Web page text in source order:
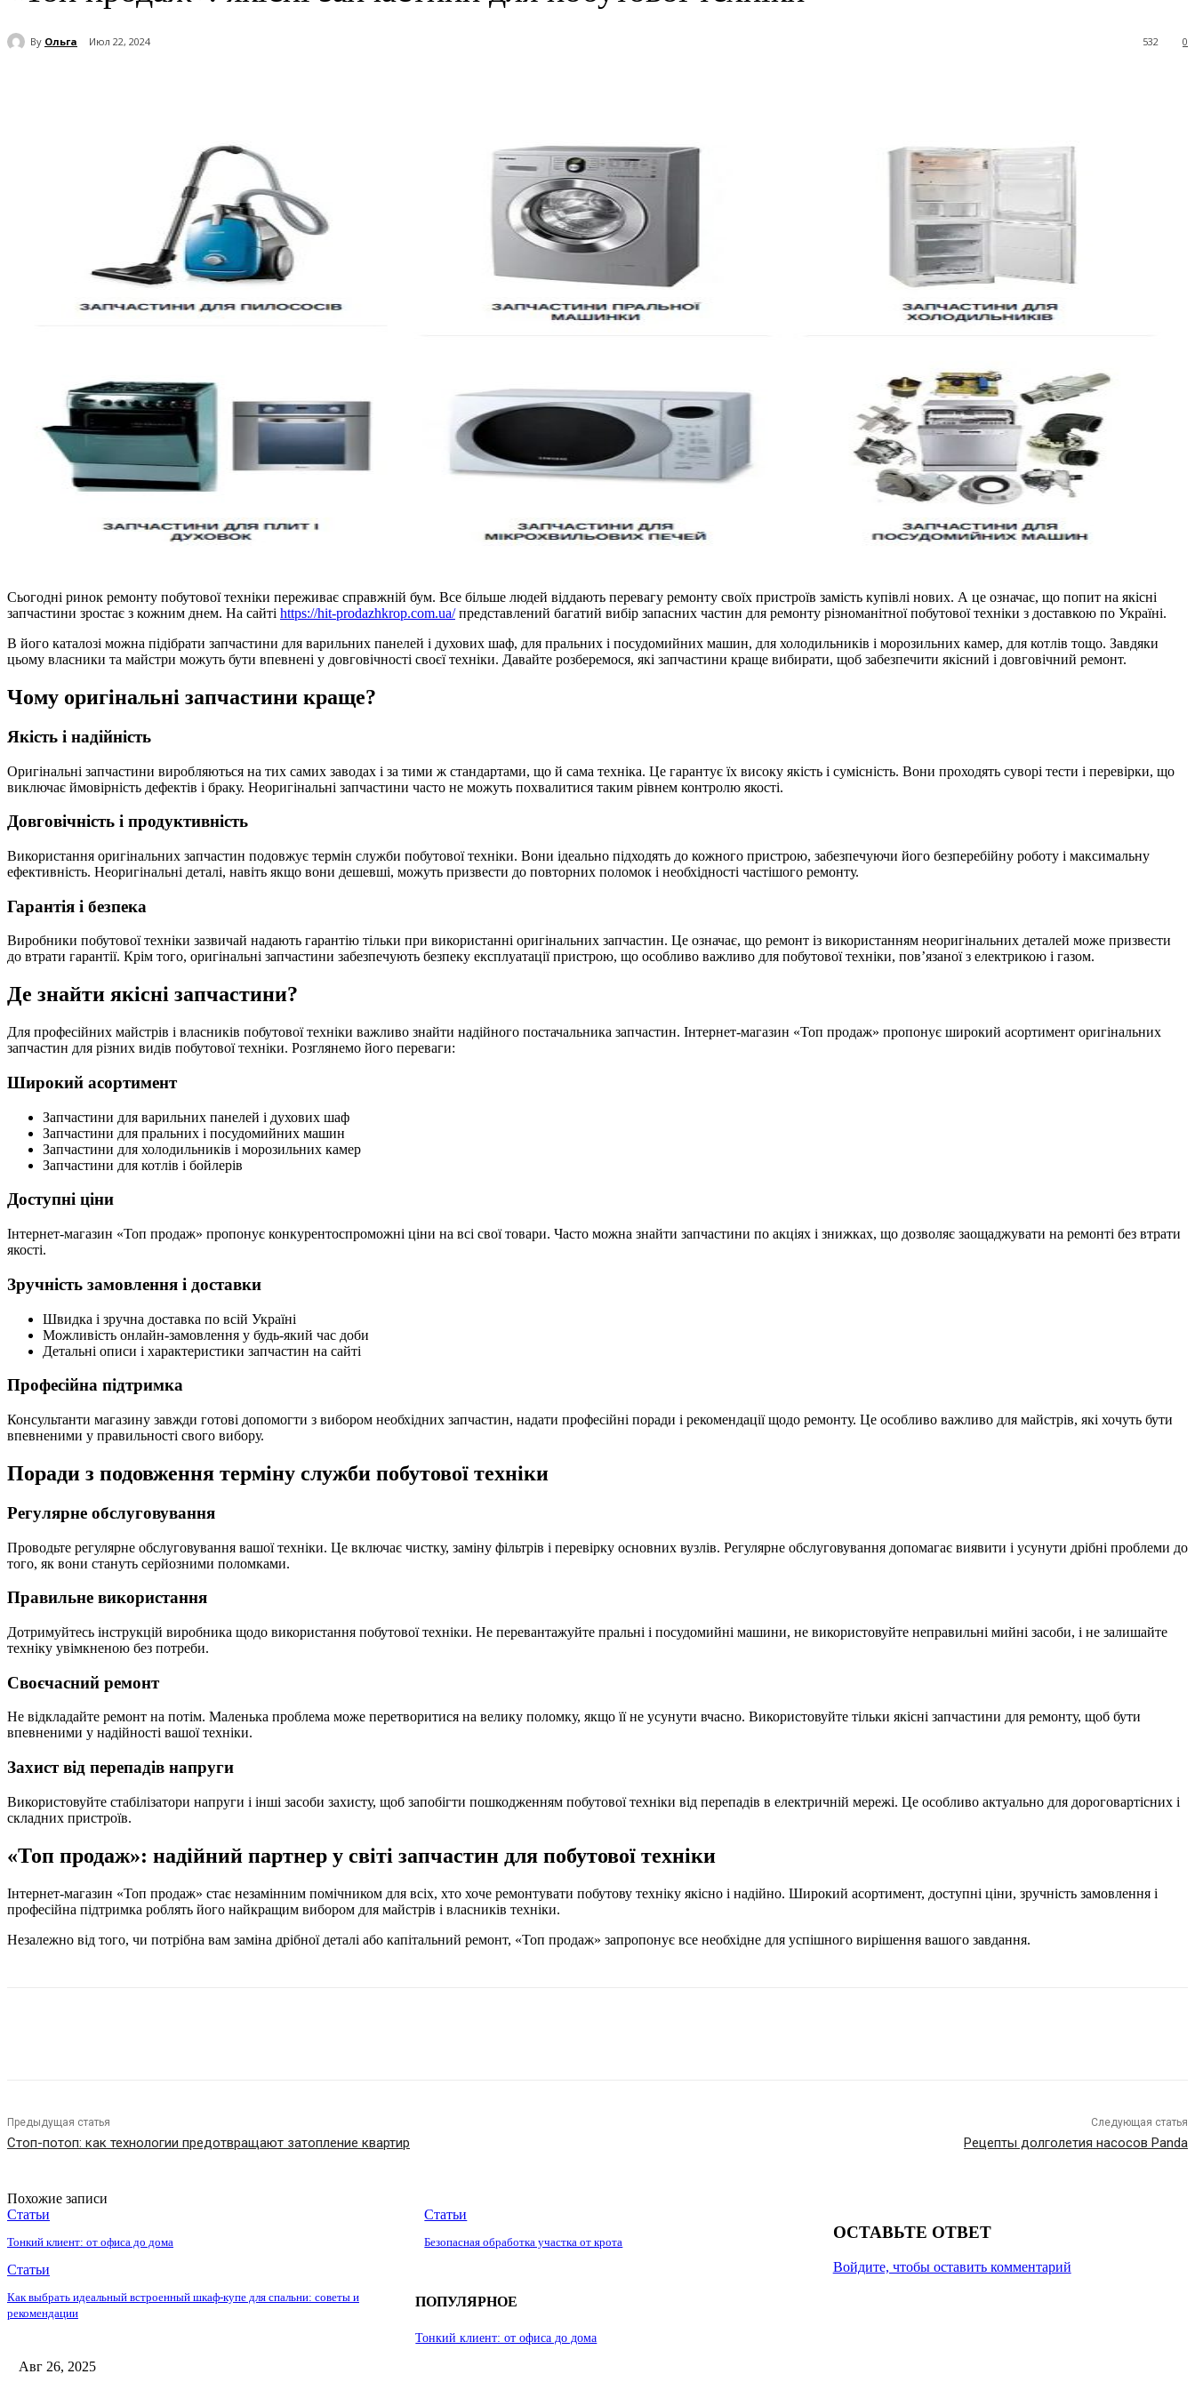
By Ольга Июл 22, 2024 0
532
Сьогодні ринок ремонту побутової техніки переживає справжній бум. Все більше людей віддають перевагу ремонту своїх пристроїв замість купівлі нових. А це означає, що попит на якісні
запчастини зростає з кожним днем. На сайті https://hit-prodazhkrop.com.ua/представлений багатий вибір запасних частин для ремонту різноманітної побутової техніки з доставкою по Україні.
В його каталозі можна підібрати запчастини для варильних панелей і духових шаф, для пральних і посудомийних машин, для холодильників і морозильних камер, для котлів тощо. Завдяки
цьому власники та майстри можуть бути впевнені у довговічності своєї техніки. Давайте розберемося, які запчастини краще вибирати, щоб забезпечити якісний і довговічний ремонт.
Чому оригінальні запчастини краще?
Якість і надійність
Оригінальні запчастини виробляються на тих самих заводах і за тими ж стандартами, що й сама техніка. Це гарантує їх високу якість і сумісність. Вони проходять суворі тести і перевірки, що
виключає ймовірність дефектів і браку. Неоригінальні запчастини часто не можуть похвалитися таким рівнем контролю якості.
Довговічність і продуктивність
Використання оригінальних запчастин подовжує термін служби побутової техніки. Вони ідеально підходять до кожного пристрою, забезпечуючи його безперебійну роботу і максимальну
ефективність. Неоригінальні деталі, навіть якщо вони дешевші, можуть призвести до повторних поломок і необхідності частішого ремонту.
Гарантія і безпека
Виробники побутової техніки зазвичай надають гарантію тільки при використанні оригінальних запчастин. Це означає, що ремонт із використанням неоригінальних деталей може призвести
до втрати гарантії. Крім того, оригінальні запчастини забезпечують безпеку експлуатації пристрою, що особливо важливо для побутової техніки, пов’язаної з електрикою і газом.
Де знайти якісні запчастини?
Для професійних майстрів і власників побутової техніки важливо знайти надійного постачальника запчастин. Інтернет-магазин «Топ продаж» пропонує широкий асортимент оригінальних
запчастин для різних видів побутової техніки. Розглянемо його переваги:
Широкий асортимент
Запчастини для варильних панелей і духових шаф
Запчастини для пральних і посудомийних машин
Запчастини для холодильників і морозильних камер
Запчастини для котлів і бойлерів
Доступні ціни
Інтернет-магазин «Топ продаж» пропонує конкурентоспроможні ціни на всі свої товари. Часто можна знайти запчастини по акціях і знижках, що дозволяє заощаджувати на ремонті без втрати
якості.
Зручність замовлення і доставки
Швидка і зручна доставка по всій Україні
Можливість онлайн-замовлення у будь-який час доби
Детальні описи і характеристики запчастин на сайті
Професійна підтримка
Консультанти магазину завжди готові допомогти з вибором необхідних запчастин, надати професійні поради і рекомендації щодо ремонту. Це особливо важливо для майстрів, які хочуть бути
впевненими у правильності свого вибору.
Поради з подовження терміну служби побутової техніки
Регулярне обслуговування
Проводьте регулярне обслуговування вашої техніки. Це включає чистку, заміну фільтрів і перевірку основних вузлів. Регулярне обслуговування допомагає виявити і усунути дрібні проблеми до
того, як вони стануть серйозними поломками.
Правильне використання
Дотримуйтесь інструкцій виробника щодо використання побутової техніки. Не перевантажуйте пральні і посудомийні машини, не використовуйте неправильні мийні засоби, і не залишайте
техніку увімкненою без потреби.
Своєчасний ремонт
Не відкладайте ремонт на потім. Маленька проблема може перетворитися на велику поломку, якщо її не усунути вчасно. Використовуйте тільки якісні запчастини для ремонту, щоб бути
впевненими у надійності вашої техніки.
Захист від перепадів напруги
Використовуйте стабілізатори напруги і інші засоби захисту, щоб запобігти пошкодженням побутової техніки від перепадів в електричній мережі. Це особливо актуально для дороговартісних і
складних пристроїв.
«Топ продаж»: надійний партнер у світі запчастин для побутової техніки
Інтернет-магазин «Топ продаж» стає незамінним помічником для всіх, хто хоче ремонтувати побутову техніку якісно і надійно. Широкий асортимент, доступні ціни, зручність замовлення і
професійна підтримка роблять його найкращим вибором для майстрів і власників техніки.
Незалежно від того, чи потрібна вам заміна дрібної деталі або капітальний ремонт, «Топ продаж» запропонує все необхідне для успішного вирішення вашого завдання.
Предыдущая статья
Стоп-потоп: как технологии предотвращают затопление квартир
Следующая статья
Рецепты долголетия насосов Panda
Похожие записи
Статьи
Тонкий клиент: от офиса до дома
Статьи
Безопасная обработка участка от крота
Статьи
Как выбрать идеальный встроенный шкаф-купе для спальни: советы и
рекомендации
ОСТАВЬТЕ ОТВЕТ
Войдите, чтобы оставить комментарий
ПОПУЛЯРНОЕ
Тонкий клиент: от офиса до дома
Авг 26, 2025